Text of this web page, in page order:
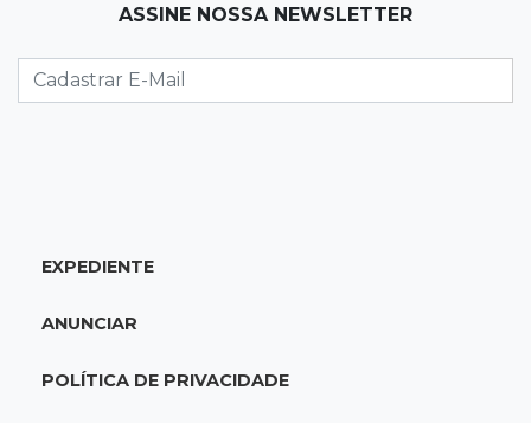
Na Vila Belmiro
lugar no Brasileirão
18:33Em 2022
adolescente atropelada no Amazonas
18:15 Nubank Parque
ASSINE NOSSA NEWSLETTER
EXPEDIENTE
ANUNCIAR
POLÍTICA DE PRIVACIDADE